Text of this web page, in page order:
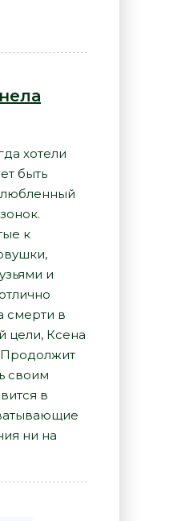
хотели
быть
к
и
смерти в
цели, Ксена
Продолжит
своим
в
ни на